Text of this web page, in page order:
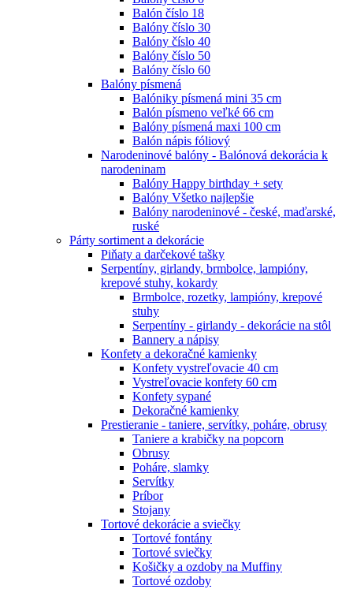
Balón číslo 18
Balóny číslo 30
Balóny číslo 40
Balóny číslo 50
Balóny číslo 60
Balóny písmená
Balóniky písmená mini 35 cm
Balón písmeno veľké 66 cm
Balóny písmená maxi 100 cm
Balón nápis fóliový
Narodeninové balóny - Balónová dekorácia k
narodeninam
Balóny Happy birthday + sety
Balóny Všetko najlepšie
Balóny narodeninové - české, maďarské,
ruské
Párty sortiment a dekorácie
Piňaty a darčekové tašky
Serpentíny, girlandy, brmbolce, lampióny,
krepové stuhy, kokardy
Brmbolce, rozetky, lampióny, krepové
stuhy
Serpentíny - girlandy - dekorácie na stôl
Bannery a nápisy
Konfety a dekoračné kamienky
Konfety vystreľovacie 40 cm
Vystreľovacie konfety 60 cm
Konfety sypané
Dekoračné kamienky
Prestieranie - taniere, servítky, poháre, obrusy
Taniere a krabičky na popcorn
Obrusy
Poháre, slamky
Servítky
Príbor
Stojany
Tortové dekorácie a sviečky
Tortové fontány
Tortové sviečky
Košičky a ozdoby na Muffiny
Tortové ozdoby